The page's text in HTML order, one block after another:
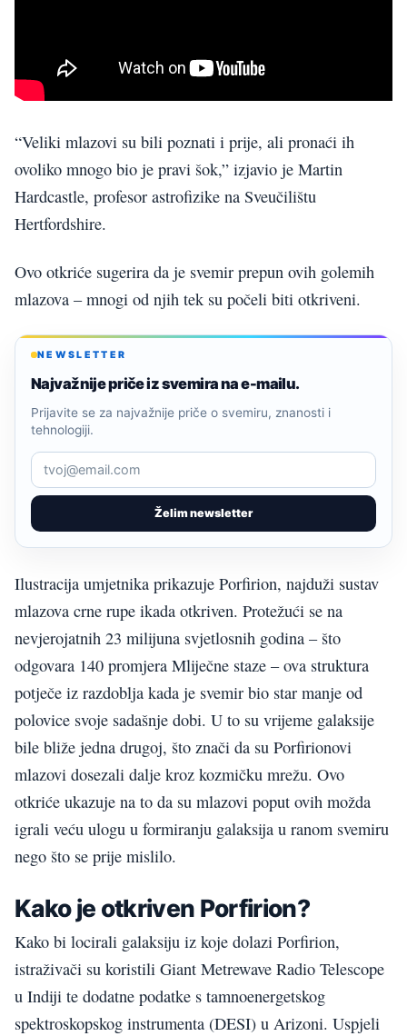
“Veliki mlazovi su bili poznati i prije, ali pronaći ih
ovoliko mnogo bio je pravi šok,” izjavio je Martin
Hardcastle, profesor astrofizike na Sveučilištu
Hertfordshire.
Ovo otkriće sugerira da je svemir prepun ovih golemih
mlazova – mnogi od njih tek su počeli biti otkriveni.
NEWSLETTER
Najvažnije priče iz svemira na e-mailu.
Želim newsletter
Prijavite se za najvažnije priče o svemiru, znanosti i
tehnologiji.
Ilustracija umjetnika prikazuje Porfirion, najduži sustav
mlazova crne rupe ikada otkriven. Protežući se na
nevjerojatnih 23 milijuna svjetlosnih godina – što
odgovara 140 promjera Mliječne staze – ova struktura
potječe iz razdoblja kada je svemir bio star manje od
polovice svoje sadašnje dobi. U to su vrijeme galaksije
bile bliže jedna drugoj, što znači da su Porfirionovi
mlazovi dosezali dalje kroz kozmičku mrežu. Ovo
otkriće ukazuje na to da su mlazovi poput ovih možda
igrali veću ulogu u formiranju galaksija u ranom svemiru
nego što se prije mislilo.
Kako je otkriven Porfirion?
Kako bi locirali galaksiju iz koje dolazi Porfirion,
istraživači su koristili Giant Metrewave Radio Telescope
u Indiji te dodatne podatke s tamnoenergetskog
spektroskopskog instrumenta (DESI) u Arizoni. Uspjeli